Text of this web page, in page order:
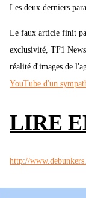
Les deux derniers
Le faux article finit
exclusivité, TF1
réalité d'images de
YouTube d'un
LIRE
http://